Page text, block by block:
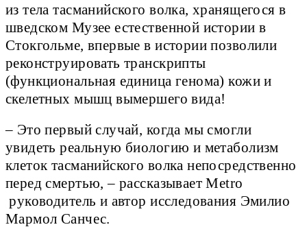
из тела тасманийского волка, хранящегося в
шведском Музее естественной истории в
Стокгольме, впервые в истории позволили
реконструировать транскрипты
(функциональная единица генома) кожи и
скелетных мышц вымершего вида!
– Это первый случай, когда мы смогли
увидеть реальную биологию и метаболизм
клеток тасманийского волка непосредственно
перед смертью, – рассказывает Metro
руководитель и автор исследования Эмилио
Мармол Санчес.